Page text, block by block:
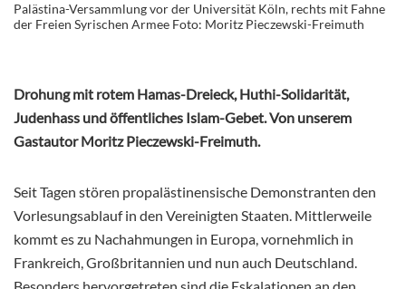
Palästina-Versammlung vor der Universität Köln, rechts mit Fahne
der Freien Syrischen Armee Foto: Moritz Pieczewski-Freimuth
Drohung mit rotem Hamas-Dreieck, Huthi-Solidarität,
Judenhass und öffentliches Islam-Gebet. Von unserem
Gastautor Moritz Pieczewski-Freimuth.
Seit Tagen stören propalästinensische Demonstranten den
Vorlesungsablauf in den Vereinigten Staaten. Mittlerweile
kommt es zu Nachahmungen in Europa, vornehmlich in
Frankreich, Großbritannien und nun auch Deutschland.